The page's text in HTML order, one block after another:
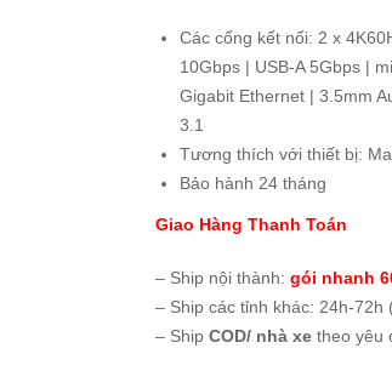
Các cổng kết nối: 2 x
10Gbps | USB-A 5Gbps |
Gigabit Ethernet | 3.5mm
3.1
Tương thích với thiết bị:
Bảo hành 24 tháng
Giao Hàng Thanh Toán
– Ship nội thành: gói nhanh
– Ship các tỉnh khác: 24h-72h
– Ship COD/ nhà xe theo yêu